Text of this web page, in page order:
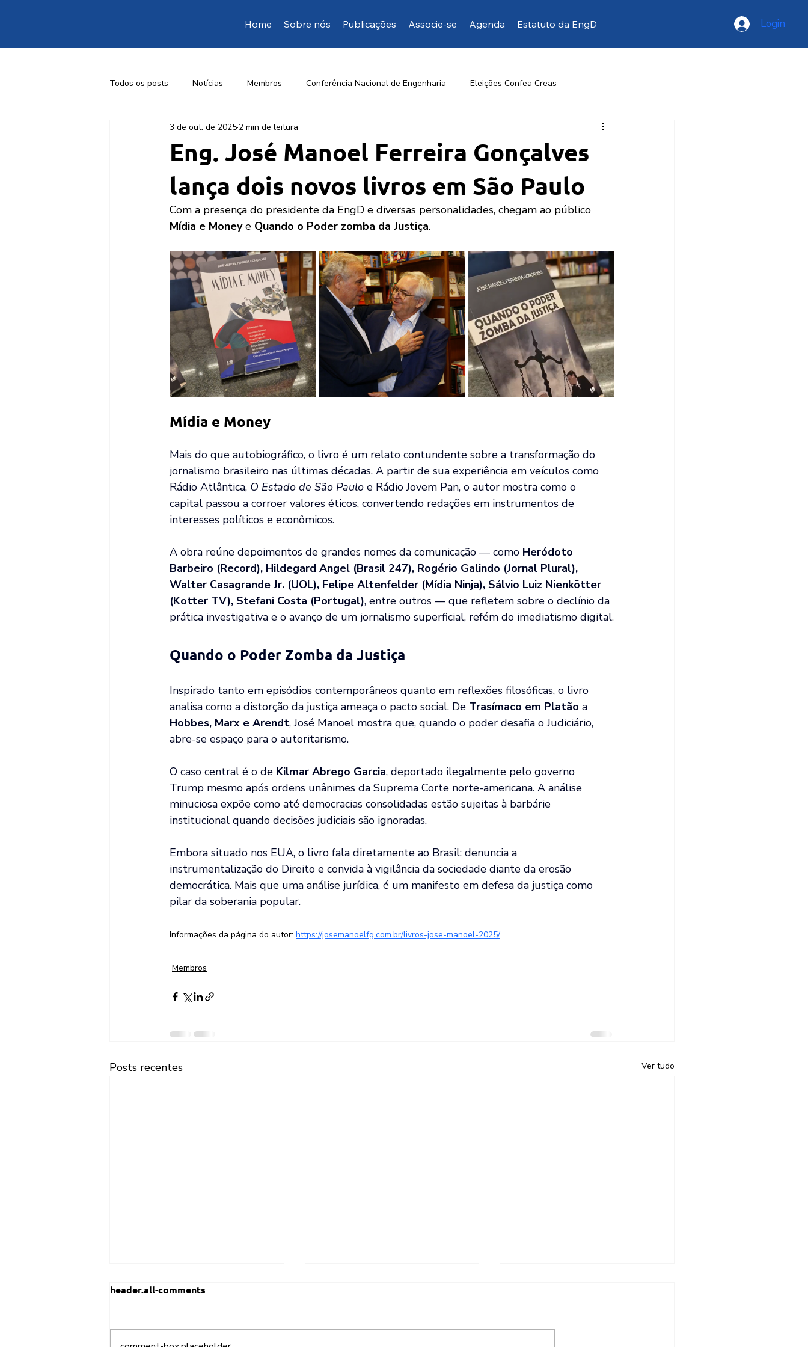
Home Sobre nós Publicações Associe-se Agenda Estatuto da EngD Login
Todos os posts Notícias Membros Conferência Nacional de Engenharia Eleições Confea Creas
1ª Conferência Livre de Engenharia Opinião da EngD Opinião
Eng. José Manoel Ferreira Gonçalves
lança dois novos livros em São Paulo
3 de out. de 2025 2 min de leitura
Com a presença do presidente da EngD e diversas personalidades, chegam ao público
Mídia e Money e Quando o Poder zomba da Justiça.
Mídia e Money
Mais do que autobiográfico, o livro é um relato contundente sobre a transformação do
jornalismo brasileiro nas últimas décadas. A partir de sua experiência em veículos como
Rádio Atlântica, O Estado de São Paulo e Rádio Jovem Pan, o autor mostra como o
capital passou a corroer valores éticos, convertendo redações em instrumentos de
interesses políticos e econômicos.
A obra reúne depoimentos de grandes nomes da comunicação — como Heródoto
Barbeiro (Record), Hildegard Angel (Brasil 247), Rogério Galindo (Jornal Plural),
Walter Casagrande Jr. (UOL), Felipe Altenfelder (Mídia Ninja), Sálvio Luiz Nienkötter
(Kotter TV), Stefani Costa (Portugal), entre outros — que refletem sobre o declínio da
prática investigativa e o avanço de um jornalismo superficial, refém do imediatismo digital.
Quando o Poder Zomba da Justiça
Inspirado tanto em episódios contemporâneos quanto em reflexões filosóficas, o livro
analisa como a distorção da justiça ameaça o pacto social. De Trasímaco em Platão a
Hobbes, Marx e Arendt, José Manoel mostra que, quando o poder desafia o Judiciário,
abre-se espaço para o autoritarismo.
O caso central é o de Kilmar Abrego Garcia, deportado ilegalmente pelo governo
Trump mesmo após ordens unânimes da Suprema Corte norte-americana. A análise
minuciosa expõe como até democracias consolidadas estão sujeitas à barbárie
institucional quando decisões judiciais são ignoradas.
Embora situado nos EUA, o livro fala diretamente ao Brasil: denuncia a
instrumentalização do Direito e convida à vigilância da sociedade diante da erosão
democrática. Mais que uma análise jurídica, é um manifesto em defesa da justiça como
pilar da soberania popular.
Informações da página do autor: https://josemanoelfg.com.br/livros-jose-manoel-2025/
Membros
Posts recentes Ver tudo
header.all-comments